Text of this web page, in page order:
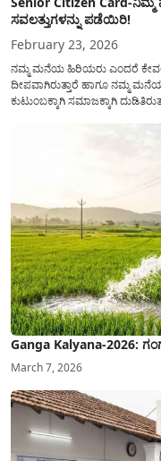
ಸವಲತ್ತುಗಳನ್ನು ಪಡೆಯಿರಿ!
February 23, 2026
ನಮ್ಮ ಮನೆಯ ಹಿರಿಯರು ಎಂದರೆ
ದೀಪವಾಗಿರುತ್ತಾರೆ ಹಾಗೂ ನಮ್ಮ
ಕುಟುಂಬಕ್ಕಾಗಿ ಸಮಾಜಕ್ಕಾಗಿ
Ganga Kalyana-2026:
March 7, 2026